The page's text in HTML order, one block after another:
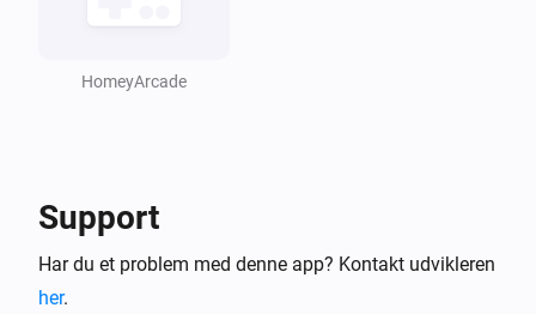
HomeyArcade
Support
Har du et problem med denne app? Kontakt udvikleren
her.